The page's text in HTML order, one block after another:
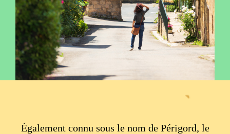
Également connu sous le nom de Périgord, le